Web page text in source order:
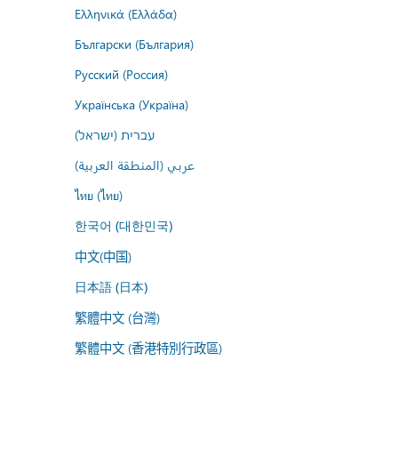
Ελληνικά (Ελλάδα)
Български (България)
Русский (Россия)
Українська (Україна)
עברית (ישראל)
عربي (المنطقة العربية)
ไทย (ไทย)
한국어 (대한민국)
中文(中国)
日本語 (日本)
繁體中文 (台灣)
繁體中文 (香港特別行政區)